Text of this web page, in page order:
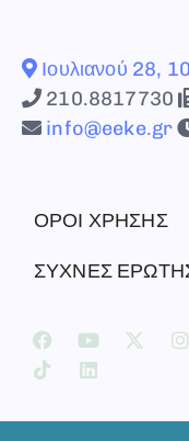
Ιουλιανού 28,
210.8817730
info@eeke.gr
ΟΡΟΙ ΧΡΗΣΗΣ
ΣΥΧΝΕΣ